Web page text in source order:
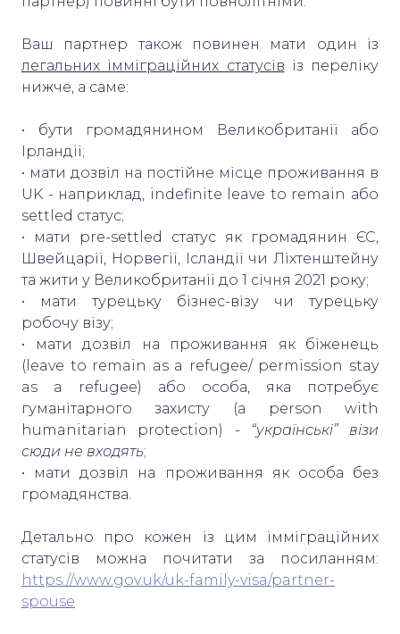
Ваш партнер також повинен мати один із
легальних імміграційних статусів із переліку
нижче, а саме:
• бути громадянином Великобританії або
Ірландії;
• мати дозвіл на постійне місце проживання в
UK - наприклад, indefinite leave to remain або
settled статус;
• мати pre-settled статус як громадянин ЄС,
Швейцарії, Норвегії, Ісландії чи Ліхтенштейну
та жити у Великобританії до 1 січня 2021 року;
• мати турецьку бізнес-візу чи турецьку
робочу візу;
• мати дозвіл на проживання як біженець
(leave to remain as a refugee/ permission stay
as a refugee) або особа, яка потребує
гуманітарного захисту (a person with
humanitarian protection) -
“українські” візи
сюди не входять;
• мати дозвіл на проживання як особа без
громадянства.
Детально про кожен із цим імміграційних
статусів можна почитати за посиланням:
https://www.gov.uk/uk-family-visa/partner-
spouse